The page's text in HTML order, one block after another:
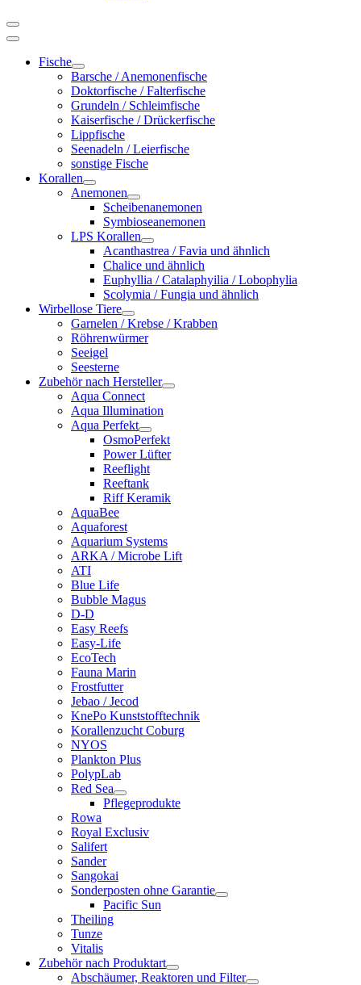
Fische
Barsche / Anemonenfische
Doktorfische / Falterfische
Grundeln / Schleimfische
Kaiserfische / Drückerfische
Lippfische
Seenadeln / Leierfische
sonstige Fische
Korallen
Anemonen
Scheibenanemonen
Symbioseanemonen
LPS Korallen
Acanthastrea / Favia und ähnlich
Chalice und ähnlich
Euphyllia / Catalaphyilia / Lobophylia
Scolymia / Fungia und ähnlich
Wirbellose Tiere
Garnelen / Krebse / Krabben
Röhrenwürmer
Seeigel
Seesterne
Zubehör nach Hersteller
Aqua Connect
Aqua Illumination
Aqua Perfekt
OsmoPerfekt
Power Lüfter
Reeflight
Reeftank
Riff Keramik
AquaBee
Aquaforest
Aquarium Systems
ARKA / Microbe Lift
ATI
Blue Life
Bubble Magus
D-D
Easy Reefs
Easy-Life
EcoTech
Fauna Marin
Frostfutter
Jebao / Jecod
KnePo Kunststofftechnik
Korallenzucht Coburg
NYOS
Plankton Plus
PolypLab
Red Sea
Pflegeprodukte
Rowa
Royal Exclusiv
Salifert
Sander
Sangokai
Sonderposten ohne Garantie
Pacific Sun
Theiling
Tunze
Vitalis
Zubehör nach Produktart
Abschäumer, Reaktoren und Filter